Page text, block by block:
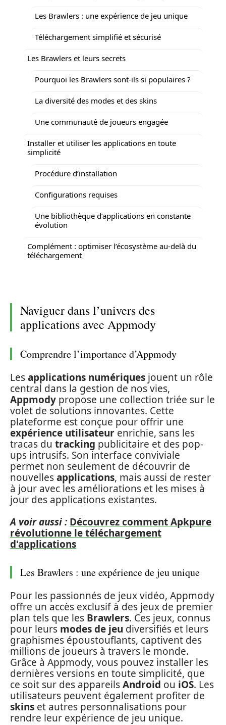
Les Brawlers : une expérience de jeu unique
Téléchargement simplifié et sécurisé
Les Brawlers et leurs secrets
Pourquoi les Brawlers sont-ils si populaires ?
La diversité des modes et des skins
Une communauté de joueurs engagée
Installer et utiliser les applications en toute
simplicité
Procédure d’installation
Configurations requises
Une bibliothèque d’applications en constante
évolution
Complément : optimiser l’écosystème au‑delà du
téléchargement
Naviguer dans l’univers des
applications avec Appmody
Comprendre l’importance d’Appmody
Lesapplications numériques jouent un rôle
central dans la gestion de nos vies,
Appmody propose une collection triée sur le
volet de solutions innovantes. Cette
plateforme est conçue pour offrir une
expérience utilisateur enrichie, sans les
tracas du tracking publicitaire et des pop-
ups intrusifs. Son interface conviviale
permet non seulement de découvrir de
nouvellesapplications, mais aussi de rester
à jour avec les améliorations et les mises à
jour des applications existantes.
A voir aussi : Découvrez comment Apkpure
révolutionne le téléchargement
d'applications
Les Brawlers : une expérience de jeu unique
Pour les passionnés de jeux vidéo, Appmody
offre un accès exclusif à des jeux de premier
plan tels que les Brawlers. Ces jeux, connus
pour leurs modes de jeu diversifiés et leurs
graphismes époustouflants, captivent des
millions de joueurs à travers le monde.
Grâce à Appmody, vous pouvez installer les
dernières versions en toute simplicité, que
ce soit sur des appareilsAndroid ou iOS. Les
utilisateurs peuvent également profiter de
skins et autres personnalisations pour
rendre leur expérience de jeu unique.